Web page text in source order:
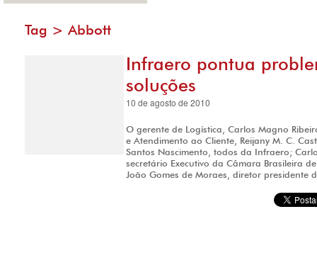
Tag > Abbott
Infraero pontua
soluções
10 de agosto de 2010
O gerente de Logística, Carlos Magno
e Atendimento ao Cliente, Reijany M. C.
Santos Nascimento, todos da Infraero;
secretário Executivo da Câmara Brasileira
João Gomes de Moraes, diretor presidente